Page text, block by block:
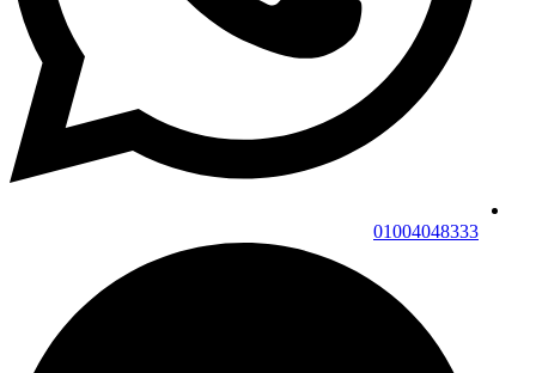
01004048333